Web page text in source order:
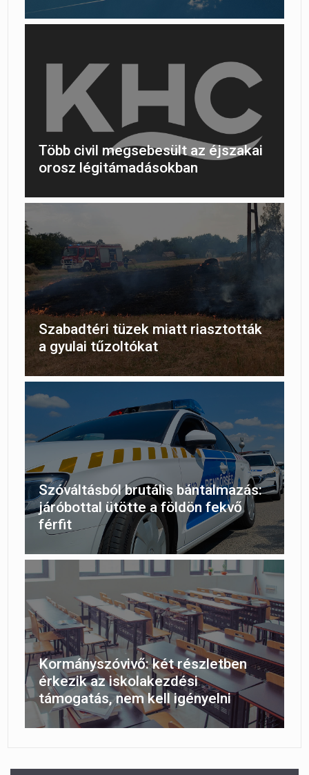
Több civil megsebesült az éjszakai
orosz légitámadásokban
Szabadtéri tüzek miatt riasztották
a gyulai tűzoltókat
Szóváltásból brutális bántalmazás:
járóbottal ütötte a földön fekvő
férfit
Kormányszóvivő: két részletben
érkezik az iskolakezdési
támogatás, nem kell igényelni